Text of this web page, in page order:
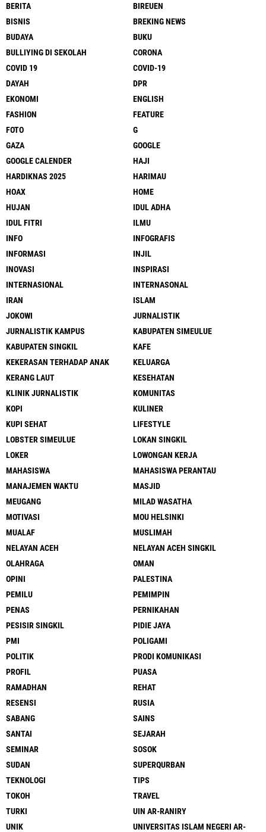
BERITA
BIREUEN
BISNIS
BREKING NEWS
BUDAYA
BUKU
BULLIYING DI SEKOLAH
CORONA
COVID 19
COVID-19
DAYAH
DPR
EKONOMI
ENGLISH
FASHION
FEATURE
FOTO
G
GAZA
GOOGLE
GOOGLE CALENDER
HAJI
HARDIKNAS 2025
HARIMAU
HOAX
HOME
HUJAN
IDUL ADHA
IDUL FITRI
ILMU
INFO
INFOGRAFIS
INFORMASI
INJIL
INOVASI
INSPIRASI
INTERNASIONAL
INTERNASONAL
IRAN
ISLAM
JOKOWI
JURNALISTIK
JURNALISTIK KAMPUS
KABUPATEN SIMEULUE
KABUPATEN SINGKIL
KAFE
KEKERASAN TERHADAP ANAK
KELUARGA
KERANG LAUT
KESEHATAN
KLINIK JURNALISTIK
KOMUNITAS
KOPI
KULINER
KUPI SEHAT
LIFESTYLE
LOBSTER SIMEULUE
LOKAN SINGKIL
LOKER
LOWONGAN KERJA
MAHASISWA
MAHASISWA PERANTAU
MANAJEMEN WAKTU
MASJID
MEUGANG
MILAD WASATHA
MOTIVASI
MOU HELSINKI
MUALAF
MUSLIMAH
NELAYAN ACEH
NELAYAN ACEH SINGKIL
OLAHRAGA
OMAN
OPINI
PALESTINA
PEMILU
PEMIMPIN
PENAS
PERNIKAHAN
PESISIR SINGKIL
PIDIE JAYA
PMI
POLIGAMI
POLITIK
PRODI KOMUNIKASI
PROFIL
PUASA
RAMADHAN
REHAT
RESENSI
RUSIA
SABANG
SAINS
SANTAI
SEJARAH
SEMINAR
SOSOK
SUDAN
SUPERQURBAN
TEKNOLOGI
TIPS
TOKOH
TRAVEL
TURKI
UIN AR-RANIRY
UNIK
UNIVERSITAS ISLAM NEGERI AR-